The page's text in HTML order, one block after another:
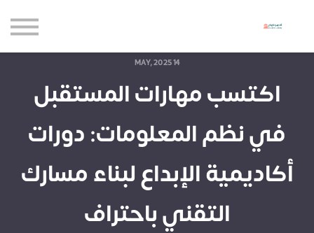
المدونة
الاعتماديات
حساب جديد
تسجيل الدخول
14 MAY, 2025
اكتسب مهارات المستقبل
في نظم المعلومات: دورات
أكاديمية الإبداع لبناء مسارك
التقني باحتراف